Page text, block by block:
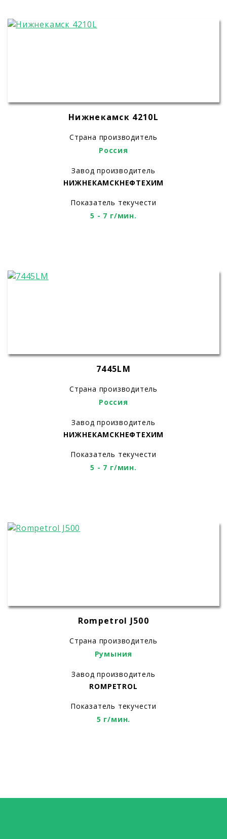
Нижнекамск 4210L
Страна производитель
Россия
Завод производитель
НИЖНЕКАМСКНЕФТЕХИМ
Показатель текучести
5 - 7 г/мин.
7445LM
Страна производитель
Россия
Завод производитель
НИЖНЕКАМСКНЕФТЕХИМ
Показатель текучести
5 - 7 г/мин.
Rompetrol J500
Страна производитель
Румыния
Завод производитель
ROMPETROL
Показатель текучести
5 г/мин.